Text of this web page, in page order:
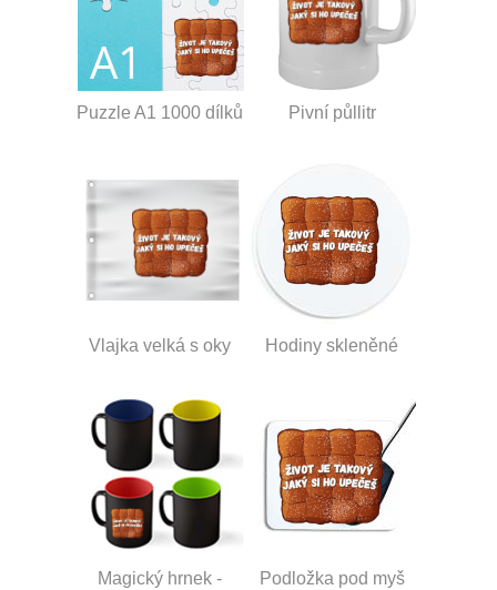
Puzzle A1 1000 dílků Pivní půllitr
Vlajka velká s oky Hodiny skleněné
Magický hrnek -
Podložka pod myš